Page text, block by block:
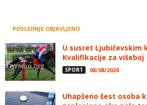
POSLEDNJE OBJAVLJENO
U susret Ljubičevskim
Kvalifikacije za višeboj
SPORT 08/08/2026
Uhapšeno šest osoba